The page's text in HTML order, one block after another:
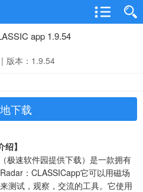
app 1.9.54
| 版本：1.9.54
下载
】
极速软件园提供下载）是一款拥有
：CLASSICapp它可以用磁场
测试，观察，交流的工具。它使用